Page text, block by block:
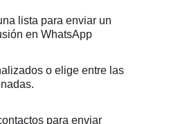
o elige entre las